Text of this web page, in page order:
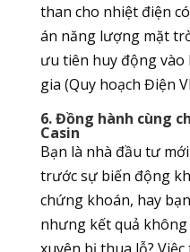
than cho nhiệt điện
án năng lượng mặt
ưu tiên huy động
gia (Quy hoạch Điện
6. Đồng hành cùng
Casin
Bạn là nhà đầu tư
trước sự biến động
chứng khoán, hay
nhưng kết quả